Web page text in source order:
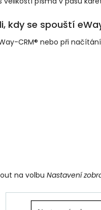
kdy se spouští
CRM® nebo při
na volbu Nastavení